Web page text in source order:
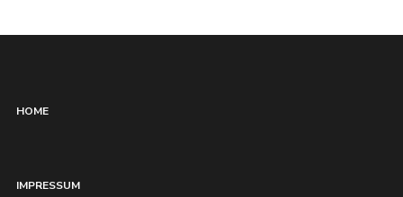
HOME
IMPRESSUM